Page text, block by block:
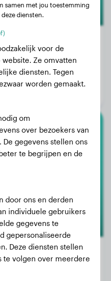
1 jaar, 6 maanden
samen met jou toestemming
diensten.
voor de
Ze omvatten
diensten. Tegen
worden gemaakt.
om
over bezoekers van
gegevens stellen ons
te begrijpen en de
door ons en derden
individuele gebruikers
gegevens te
gepersonaliseerde
Deze diensten stellen
te volgen over meerdere